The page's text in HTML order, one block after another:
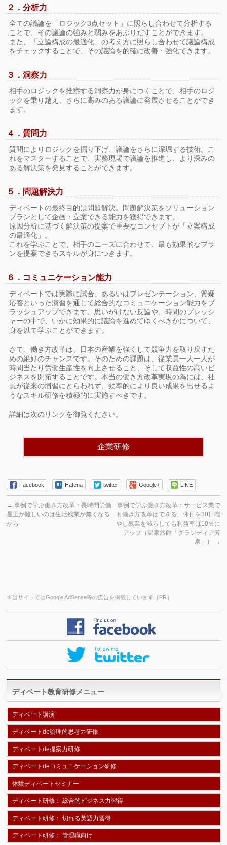
２．分析力
全ての議論を「ロジック3点セット」に照らし合わせて分析する
ことで、その議論の強みと弱みをあぶりだすことができます。
また、「立論構成の最適化」の考え方に照らし合わせて議論構成
をチェックすることで、その議論を的確に改善・強化できます。
３．洞察力
相手のロジックを推察する洞察力が身につくことで、相手のロジ
ックを乗り越え、さらに高みのある議論に発展させることができ
ます。
４．質問力
質問によりロジックを掘り下げ、議論をさらに深堀する技術。こ
れをマスターすることで、実務現場で議論を推進し、より深みの
ある解決策を発見することができます。
５．問題解決力
ディベートの最終目的は問題解決。問題解決策をソリューション
プランとして企画・立案できる能力を獲得できます。
原因分析に基づく解決策の提案で重要なコンセプトが「立案構成
の最適化」。
これを学ぶことで、相手のニーズに合わせて、最も効果的なプラ
ンを提案できるスキルが身につきます。
６．コミュニケーション能力
ディベートでは実際に試合、あるいはプレゼンテーション、質疑
応答といった演習を通じて総合的なコミュニケーション能力をブ
ラッシュアップできます。思いがけない反論や、時間のプレッシ
ャーの中で、いかに効果的に議論を進めてゆくべきかについて、
身を以て学ぶことができます。
さて、働き方改革は、日本の産業を強くして競争力を取り戻すた
めの絶好のチャンスです。そのための課題は、従業員一人一人が
時間当たり労働生産性を向上させること、そして収益性の高いビ
ジネスを開拓することです。本当の働き方改革実現の為には、社
員が従来の慣習にとらわれず、効率的により良い成果を出せるよ
うなスキル研修を積極的に実施すべきです。
詳細は次のリンクを御覧ください。
企業研修
Facebook Hatena twitter Google+ LINE
← 事例で学ぶ働き方改革：長時間労働
是正が難しいのは生活残業が無くなる
から
事例で学ぶ働き方改革：サービス業で
も働き方改革はできる、休日を30日増
やし残業を減らしても利益率は10％に
アップ（温泉旅館「グランディア芳
泉」）
→
※当サイトではGoogle AdSense等の広告を掲載しています［PR］
ディベート教育研修メニュー
ディベート講演
ディベートde論理的思考力研修
ディベートde提案力研修
ディベートdeコミュニケーション研修
体験ディベートセミナー
ディベート研修： 総合的ビジネス力習得
ディベート研修： 切れる英語力習得
ディベート研修： 管理職向け